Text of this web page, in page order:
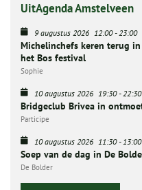
UitAgenda Amstelveen
9 augustus 2026 12:00-23:00
Michelinchefs keren terug
het Bos festival
Sophie
10 augustus 2026 19:30-22:30
Bridgeclub Brivea in
Participe
10 augustus 2026 11:30-13:00
Soep van de dag in De
De Bolder